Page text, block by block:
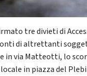
tre divieti di
di altrettanti
in via Matteotti, lo
in piazza del